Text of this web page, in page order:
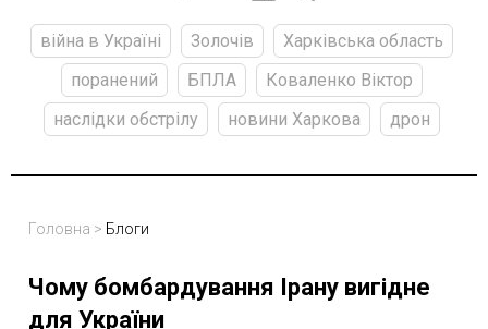
війна в Україні Золочів
Харківська область
поранений
БПЛА
Коваленко Віктор
наслідки обстрілу
новини Харкова дрон
Головна > Блоги
Чому бомбардування Ірану вигідне
для України